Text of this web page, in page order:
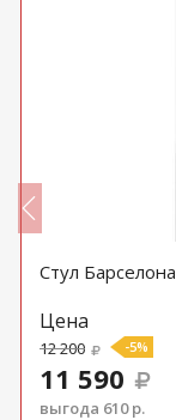
Стул Барселона
Цена
12 200 -5%
11 590
выгода 610 р.